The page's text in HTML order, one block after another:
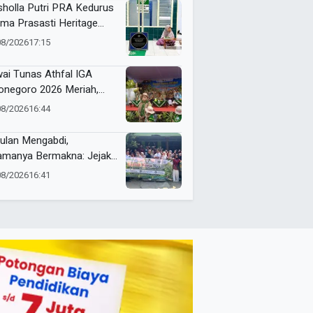
Putri PRA Kedurus
Prasasti Heritage
Jadi
Saleh
202617:15
Tunas Athfal IGA
2026 Meriah,
Semangat Anak
202616:44
Mengabdi,
Bermakna: Jejak
Umsura di Wonorejo
202616:41